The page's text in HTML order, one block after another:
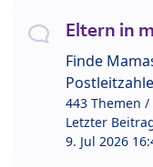
Eltern in
Finde
443 Themen
Letzter
9. Jul 2026